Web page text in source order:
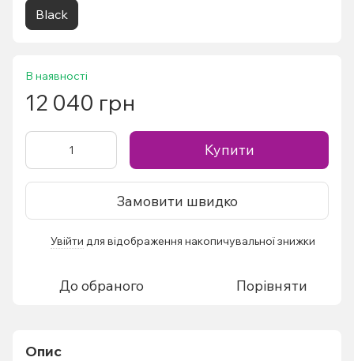
Black
В наявності
12 040 грн
Купити
Замовити швидко
Увійти для відображення накопичувальної знижки
До обраного Порівняти
Опис